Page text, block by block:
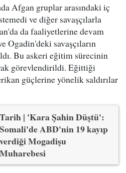
Afgan gruplar arasındaki iç
ve diğer savaşçılarla
da faaliyetlerine devam
Ogadin'deki savaşçıların
Bu askeri eğitim sürecinin
görevlendirildi. Eğittiği
güçlerine yönelik saldırılar
Tarih | 'Kara Şahin Düştü':
Somali'de ABD'nin 19 kayıp
verdiği Mogadişu
Muharebesi